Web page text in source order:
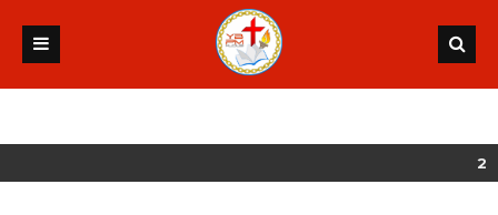
2 tahun yang lalu